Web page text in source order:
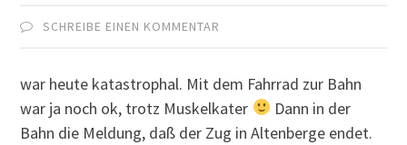
SCHREIBE EINEN KOMMENTAR
war heute katastrophal. Mit dem Fahrrad zur Bahn
war ja noch ok, trotz Muskelkater
Dann in der
Bahn die Meldung, daß der Zug in Altenberge endet.